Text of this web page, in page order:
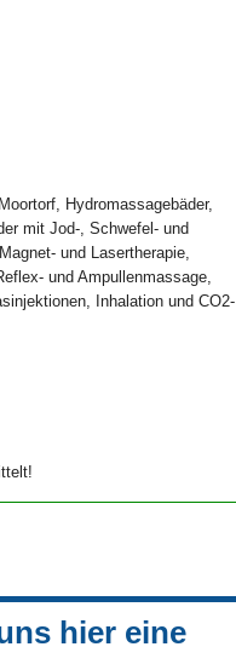
Hydromassagebäder,
mit Jod-, Schwefel- und
und Lasertherapie,
und Ampullenmassage,
Inhalation und CO2-
hier eine